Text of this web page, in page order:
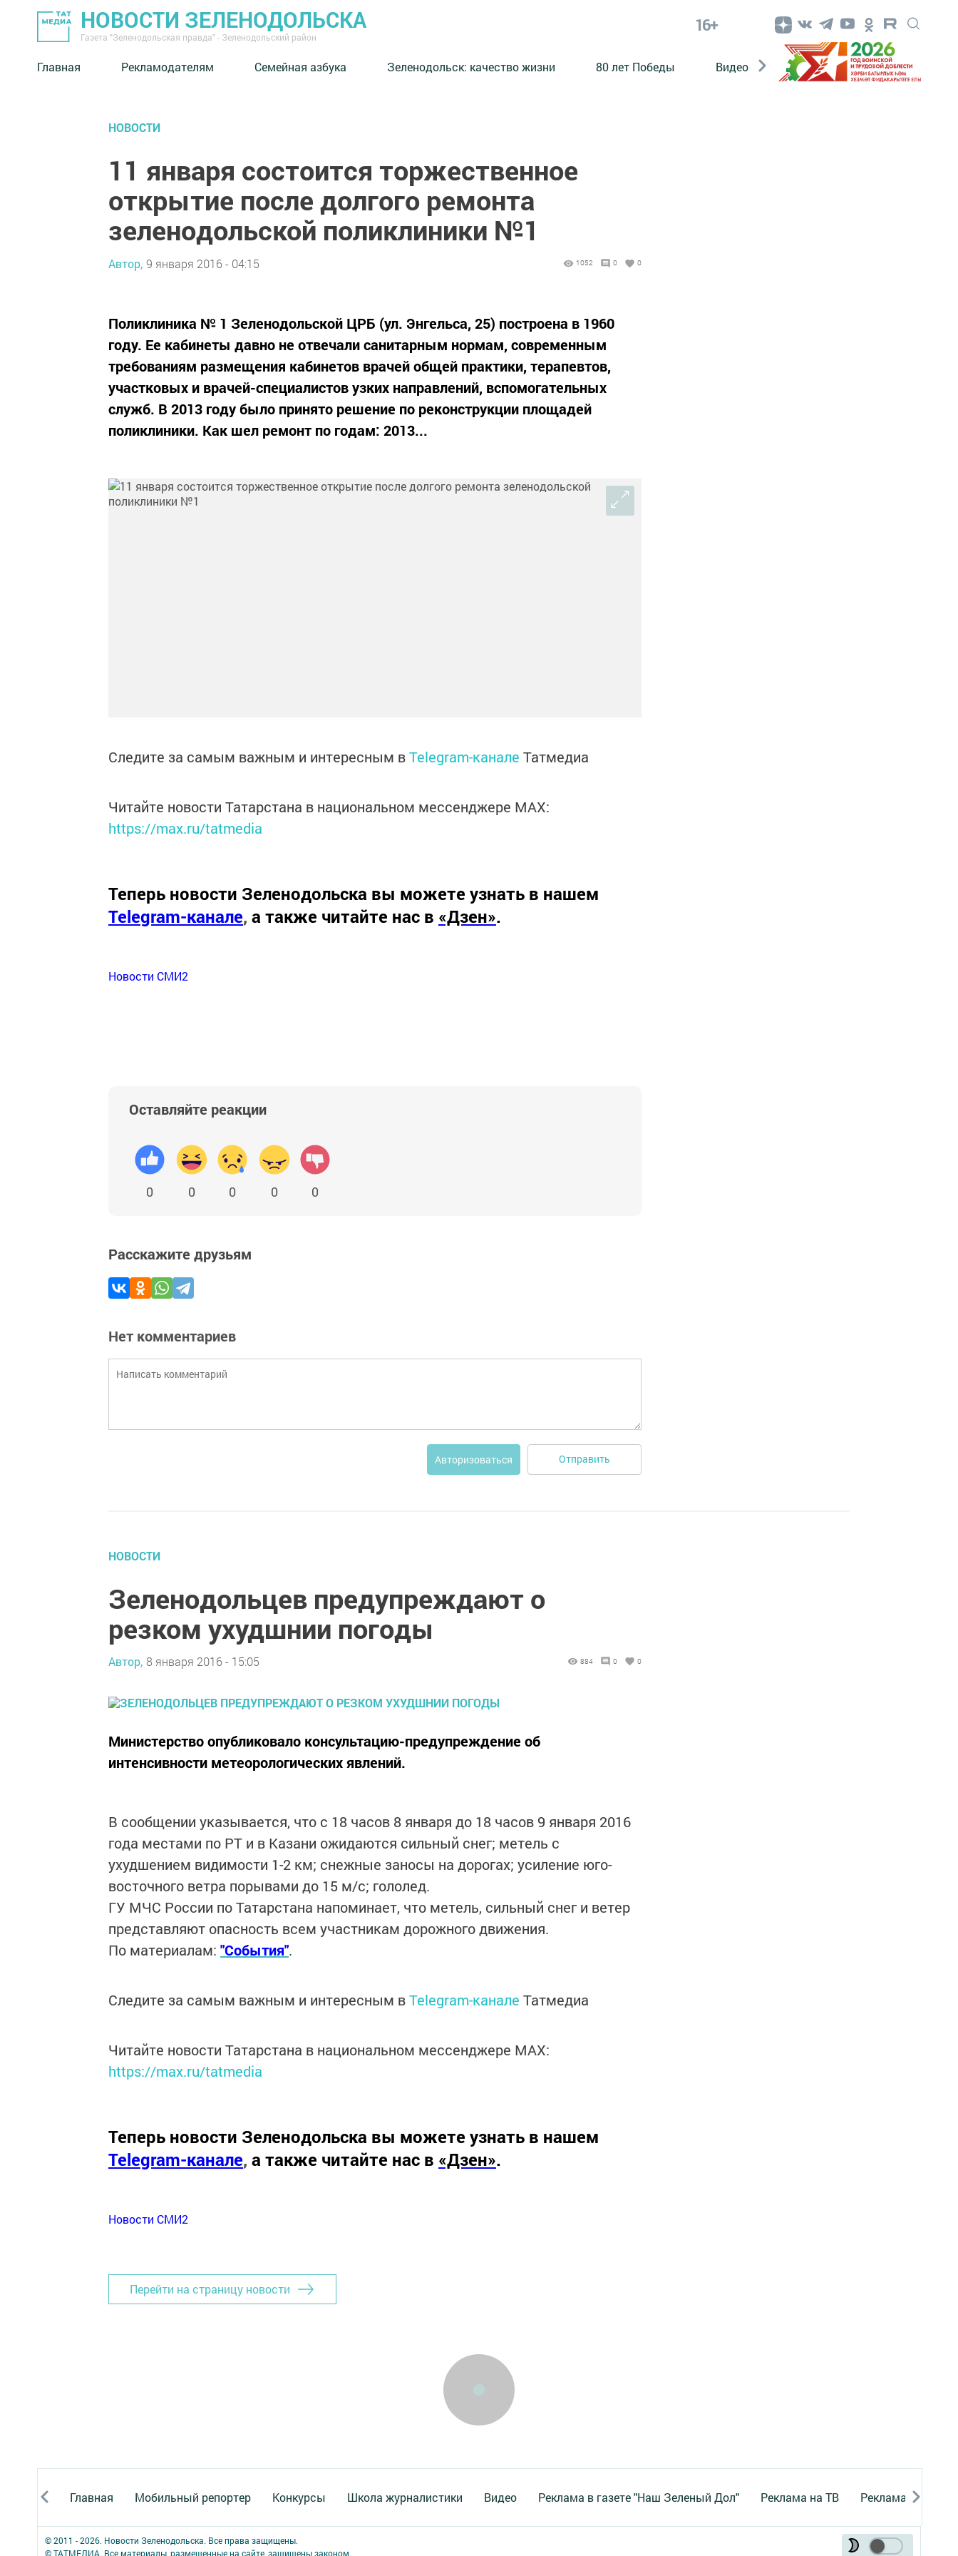
НОВОСТИ ЗЕЛЕНОДОЛЬСКА
Газета "Зеленодольская правда" - Зеленодольский район
16+
Главная Рекламодателям Семейная азбука ⁠Зеленодольск: качество жизни 80 лет Победы Видео Конкурсы ЭтноДети
НОВОСТИ
11 января состоится торжественное
открытие после долгого ремонта
зеленодольской поликлиники №1
Автор, 9 января 2016 - 04:15 1052 0 0
Поликлиника № 1 Зеленодольской ЦРБ (ул. Энгельса, 25) построена в 1960
году. Ее кабинеты давно не отвечали санитарным нормам, современным
требованиям размещения кабинетов врачей общей практики, терапевтов,
участковых и врачей-специалистов узких направлений, вспомогательных
служб. В 2013 году было принято решение по реконструкции площадей
поликлиники. Как шел ремонт по годам: 2013...
Следите за самым важным и интересным вTelegram-канале Татмедиа
Читайте новости Татарстана в национальном мессенджере MАХ:
https://max.ru/tatmedia
Теперь новости Зеленодольска вы можете узнать в нашем
Telegram-канале, а также читайте нас в «Дзен».
Новости СМИ2
Оставляйте реакции
0 0 0 0 0
Расскажите друзьям
Нет комментариев
Авторизоваться Отправить
НОВОСТИ
Зеленодольцев предупреждают о
резком ухудшнии погоды
Автор, 8 января 2016 - 15:05 884 0 0
Министерство опубликовало консультацию-предупреждение об
интенсивности метеорологических явлений.
В сообщении указывается, что с 18 часов 8 января до 18 часов 9 января 2016
года местами по РТ и в Казани ожидаются сильный снег; метель с
ухудшением видимости 1-2 км; снежные заносы на дорогах; усиление юго-
восточного ветра порывами до 15 м/с; гололед.
ГУ МЧС России по Татарстана напоминает, что метель, сильный снег и ветер
представляют опасность всем участникам дорожного движения.
По материалам: "События".
Следите за самым важным и интересным вTelegram-канале Татмедиа
Читайте новости Татарстана в национальном мессенджере MАХ:
https://max.ru/tatmedia
Теперь новости Зеленодольска вы можете узнать в нашем
Telegram-канале, а также читайте нас в «Дзен».
Новости СМИ2
Перейти на страницу новости
Главная Мобильный репортер Конкурсы Школа журналистики Видео Реклама в газете "Наш Зеленый Дол" Реклама на ТВ Реклама в
© 2011 - 2026. Новости Зеленодольска. Все права защищены.
© ТАТМЕДИА. Все материалы, размещенные на сайте, защищены законом.